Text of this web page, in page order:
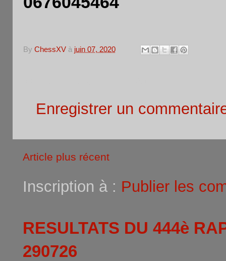
By ChessXV à juin 07, 2020
Enregistrer un
Article plus récent
Inscription à : Publier les
RESULTATS DU 444è
290726